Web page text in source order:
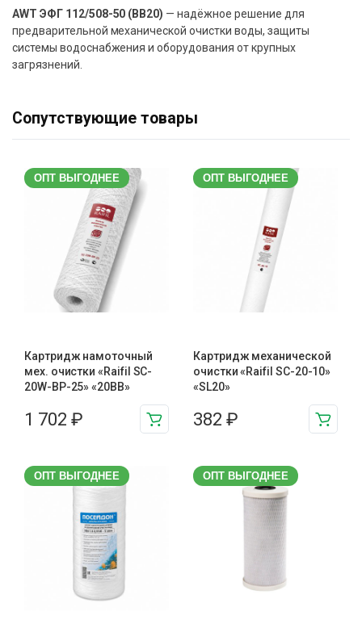
AWT ЭФГ 112/508-50 (BB20) — надёжное решение для
предварительной механической очистки воды, защиты
системы водоснабжения и оборудования от крупных
загрязнений.
Сопутствующие товары
ОПТ ВЫГОДНЕЕ
Картридж намоточный
мех. очистки «Raifil SC-
20W-BP-25» «20BB»
1 702 ₽
ОПТ ВЫГОДНЕЕ
Картридж механической
очистки «Raifil SC-20-10»
«SL20»
382 ₽
ОПТ ВЫГОДНЕЕ ОПТ ВЫГОДНЕЕ